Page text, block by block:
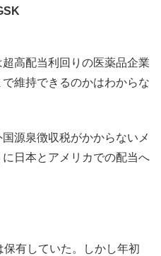
高配当利回りの医薬品企業
維持できるのかはわからな
源泉徴収税がかからないメ
日本とアメリカでの配当へ
有していた。しかし年初